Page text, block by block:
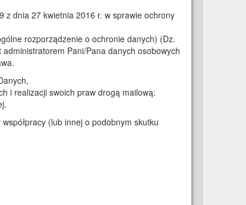
dnia 27 kwietnia 2016 r. w sprawie ochrony
rozporządzenie o ochronie danych) (Dz.
Pani/Pana danych osobowych
i realizacji swoich praw drogą mailową:
(lub innej o podobnym skutku